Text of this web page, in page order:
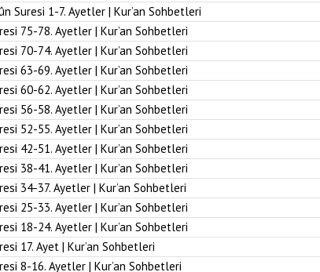
Suresi 1-7. Ayetler | Kur’an Sohbetleri
75-78. Ayetler | Kur’an Sohbetleri
70-74. Ayetler | Kur’an Sohbetleri
63-69. Ayetler | Kur’an Sohbetleri
60-62. Ayetler | Kur’an Sohbetleri
56-58. Ayetler | Kur’an Sohbetleri
52-55. Ayetler | Kur’an Sohbetleri
42-51. Ayetler | Kur’an Sohbetleri
38-41. Ayetler | Kur’an Sohbetleri
34-37. Ayetler | Kur’an Sohbetleri
25-33. Ayetler | Kur’an Sohbetleri
18-24. Ayetler | Kur’an Sohbetleri
17. Ayet | Kur’an Sohbetleri
8-16. Ayetler | Kur’an Sohbetleri